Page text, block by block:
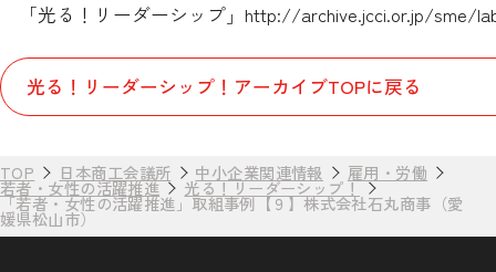
「光る！リーダーシップ」 http://archive.jcci.or.jp/sme/
光る！リーダーシップ！アーカイブTOPに戻る
TOP 日本商工会議所 中小企業関連情報 雇用・労働
若者・女性の活躍推進 光る！リーダーシップ！
「若者・女性の活躍推進」取組事例【９】株式会社石丸商事（愛
媛県松山市）